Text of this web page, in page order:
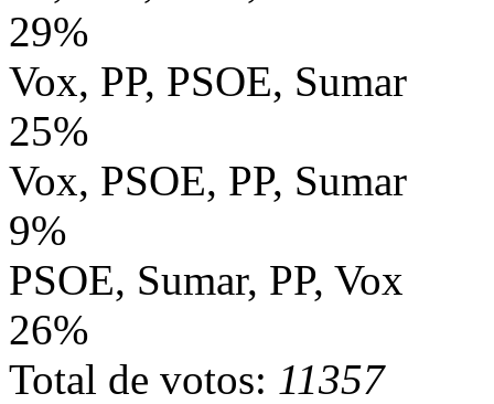
29%
Vox, PP, PSOE, Sumar
25%
Vox, PSOE, PP, Sumar
9%
PSOE, Sumar, PP, Vox
26%
Total de votos: 11357